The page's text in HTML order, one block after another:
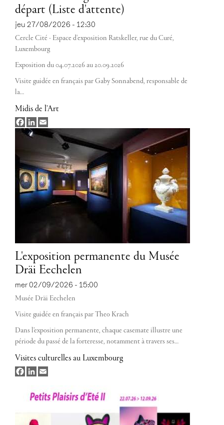
départ (Liste d'attente)
jeu 27/08/2026 - 12:30
Cercle Cité - Espace d'exposition Ratskeller, rue du Curé,
Luxembourg
Exposition du 04.07.2026 au 20.09.2026
Visite guidée en français par Gaby Sonnabend, responsable de
la…
Midis de l'Art
FacebookLinkedIn
L'exposition permanente du Musée
Dräi Eechelen
mer 02/09/2026 - 15:00
Musée Dräi Eechelen
Visite guidée en français par Theo Krach
Dans l’exposition permanente, chaque casemate illustre une
période du passé de la forteresse, notamment à travers ses…
Visites culturelles au Luxembourg
FacebookLinkedIn